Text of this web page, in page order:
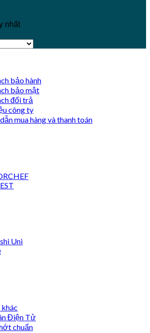
nhất
bảo hành
bảo mật
đổi trả
công ty
mua hàng và thanh toán
Uni
Điện Tử
chuẩn